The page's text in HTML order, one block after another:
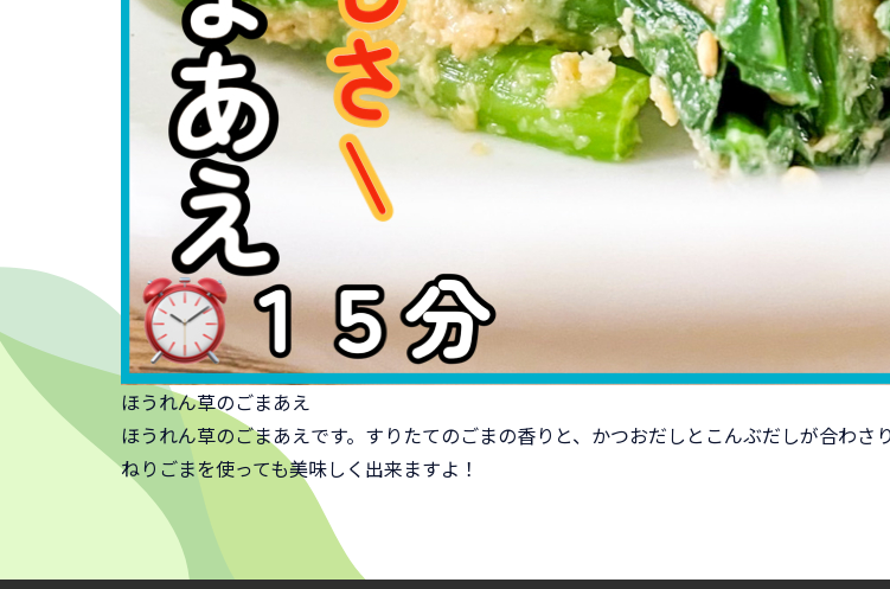
ほうれん草のごまあえ
ほうれん草のごまあえです。すりたてのごまの香りと、かつおだしとこんぶだしが合わさ
ねりごまを使っても美味しく出来ますよ！